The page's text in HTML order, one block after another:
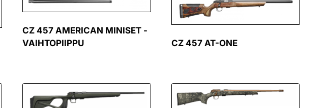
CZ 457 AMERICAN MINISET -
VAIHTOPIIPPU
CZ 457 AT-ONE